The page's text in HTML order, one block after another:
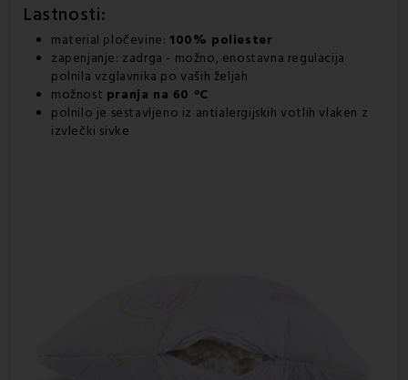
Lastnosti:
material pločevine: 100% poliester
zapenjanje: zadrga - možno, enostavna regulacija
polnila vzglavnika po vaših željah
možnost pranja na 60 °C
polnilo je sestavljeno iz antialergijskih votlih vlaken z
izvlečki sivke